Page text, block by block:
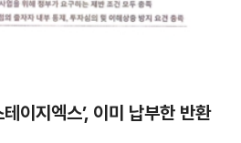
이지엑스’, 이미 납부한 반환